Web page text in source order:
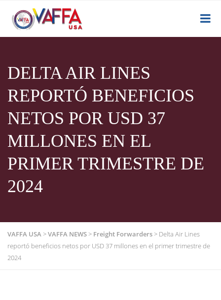
DELTA AIR LINES
REPORTÓ BENEFICIOS
NETOS POR USD 37
MILLONES EN EL
PRIMER TRIMESTRE DE
2024
VAFFA USA>VAFFA NEWS> Freight Forwarders> Delta Air Lines
reportó beneficios netos por USD 37 millones en el primer trimestre de
2024